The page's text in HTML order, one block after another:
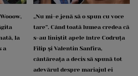
la
a
„Nu mi-e jenă să o spun cu voce
tare”. Când toată lumea credea că
s-au liniștit apele între Codruța
Filip și Valentin Sanfira,
cântăreața a decis să spună tot
adevărul despre mariajul ei